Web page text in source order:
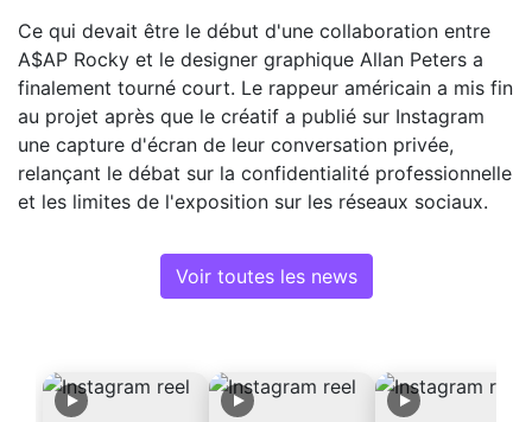
Ce qui devait être le début d'une collaboration entre
A$AP Rocky et le designer graphique Allan Peters a
finalement tourné court. Le rappeur américain a mis fin
au projet après que le créatif a publié sur Instagram
une capture d'écran de leur conversation privée,
relançant le débat sur la confidentialité professionnelle
et les limites de l'exposition sur les réseaux sociaux.
Voir toutes les news